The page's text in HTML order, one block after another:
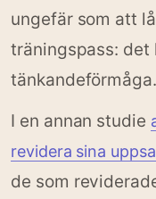
ungefär som att
träningspass: det
tänkandeförmåga.
I en annan studie
revidera sina
de som